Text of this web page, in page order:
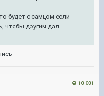
будет с самцом если
чтобы другим дал
10 001